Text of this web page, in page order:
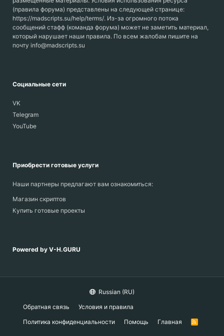
(правила форума) представлены на следующей странице:
https://madscripts.su/help/terms/. Из-за огромного потока
сообщений стафф (команда форума) может не заметить материал,
который нарушает наши правила. По всем жалобам пишите на
почту info@madscripts.su
Социальные сети
VK
Telegram
YouTube
Приобрести готовые услуги
Наши партнеры предлагают вам ознакомиться:
Магазин скриптов
Купить готовые проекты
Powered by V-H.GURU
Russian (RU)
Обратная связь
Условия и правила
Политика конфиденциальности
Помощь Главная
R